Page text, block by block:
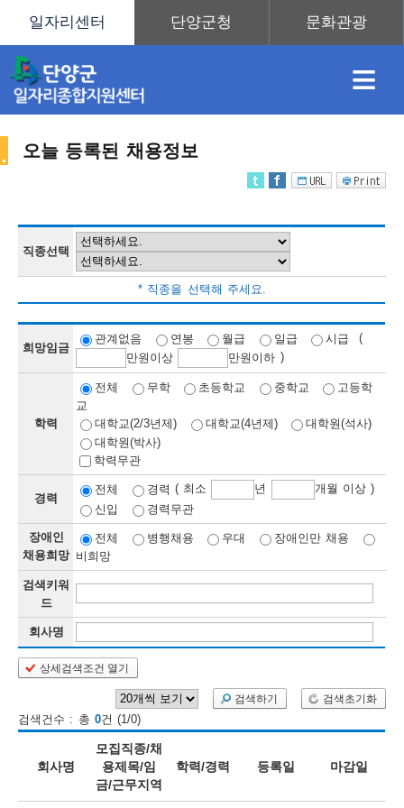
≡
보
보
련
정
우
미
내
오늘 등록된 채용정보
직종선택
* 직종을 선택해 주세요.
희망임금
관계없음 연봉 월급 일급 시급
(
만원이상 만원이하 )
학력
전체 무학 초등학교 중학교
고등학
교
대학교(2/3년제)
대학교(4년제)
대학원(석사)
대학원(박사)
학력무관
경력
전체 경력 ( 최소 년
개월 이상 )
신입
경력무관
장애인
채용희망
전체 병행채용 우대
장애인만 채용
비희망
검색키워
드
회사명
상세검색조건 열기
검색하기 검색초기화
검색건수 : 총 0건 (1/0)
회사명
모집직종/채
용제목/임
금/근무지역
학력/경력 등록일 마감일
채
용
보
오
등